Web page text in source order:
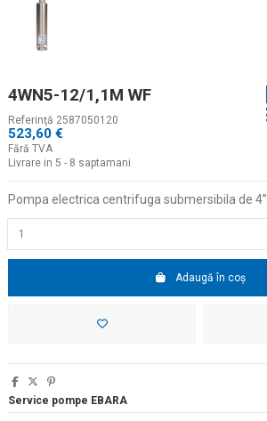
4WN5-12/1,1M WF
Referinţă 2587050120
523,60 €
Fără TVA
Livrare in 5 - 8 saptamani
Pompa electrica centrifuga submersibila de 4”
Adaugă în coș
Service pompe EBARA